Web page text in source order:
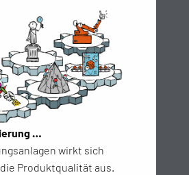
…
wirkt sich
Produktqualität aus.